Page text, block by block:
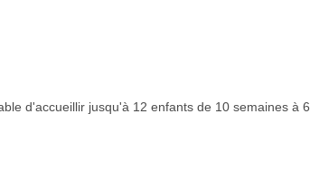
d'accueillir jusqu'à 12 enfants de 10 semaines à 6